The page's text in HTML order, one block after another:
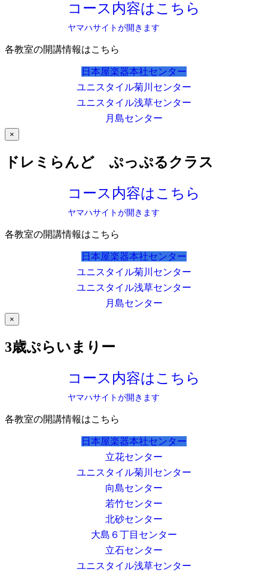
コース内容はこちら
ヤマハサイトが開きます
各教室の開講情報はこちら
日本屋楽器本社センター
ユニスタイル菊川センター
ユニスタイル浅草センター
月島センター
×
ドレミらんど ぷっぷるクラス
コース内容はこちら
ヤマハサイトが開きます
各教室の開講情報はこちら
日本屋楽器本社センター
ユニスタイル菊川センター
ユニスタイル浅草センター
月島センター
×
3歳ぷらいまりー
コース内容はこちら
ヤマハサイトが開きます
各教室の開講情報はこちら
日本屋楽器本社センター
立花センター
ユニスタイル菊川センター
向島センター
若竹センター
北砂センター
大島６丁目センター
立石センター
ユニスタイル浅草センター